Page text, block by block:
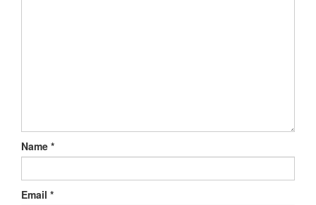
Name *
Email *